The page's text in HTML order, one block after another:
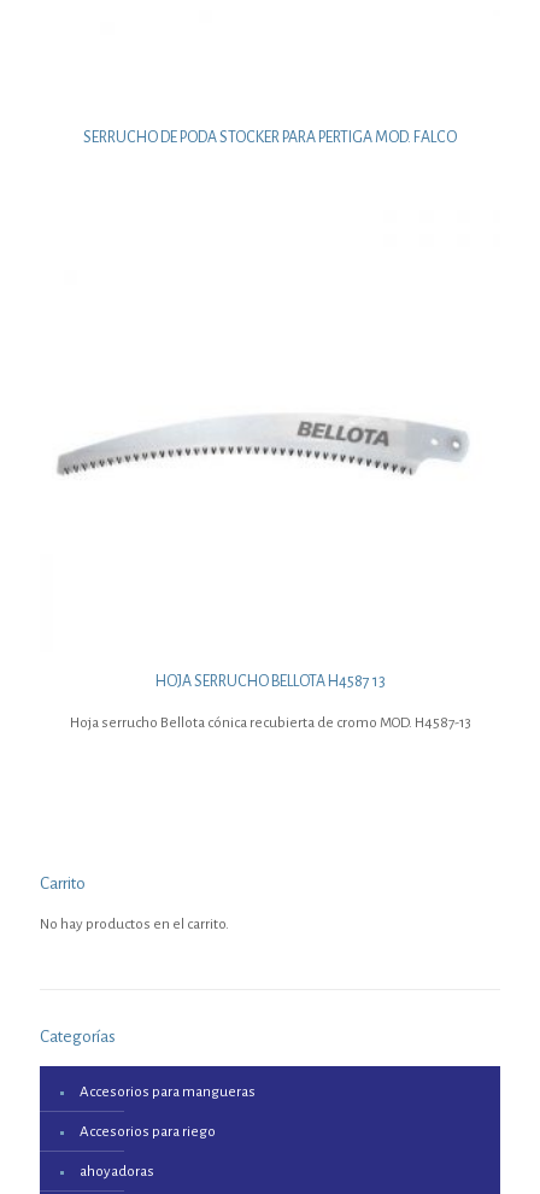
SERRUCHO DE PODA STOCKER PARA PERTIGA MOD. FALCO
HOJA SERRUCHO BELLOTA H4587 13
Hoja serrucho Bellota cónica recubierta de cromo MOD. H4587-13
Carrito
No hay productos en el carrito.
Categorías
Accesorios para mangueras
Accesorios para riego
ahoyadoras